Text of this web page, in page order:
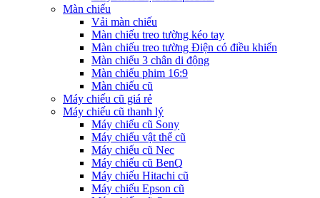
Màn chiếu
Vải màn chiếu
Màn chiếu treo tường kéo tay
Màn chiếu treo tường Điện có điều khiển
Màn chiếu 3 chân di động
Màn chiếu phim 16:9
Màn chiếu cũ
Máy chiếu cũ giá rẻ
Máy chiếu cũ thanh lý
Máy chiếu cũ Sony
Máy chiếu vật thể cũ
Máy chiếu cũ Nec
Máy chiếu cũ BenQ
Máy chiếu Hitachi cũ
Máy chiếu Epson cũ